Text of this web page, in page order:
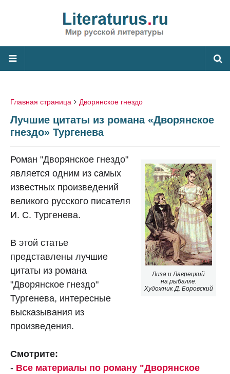
Главная страница Дворянское гнездо
Лучшие цитаты из романа «Дворянское
гнездо» Тургенева
Лиза и Лаврецкий
на рыбалке.
Художник Д. Боровский
Роман "Дворянское гнездо"
является одним из самых
известных произведений
великого русского писателя
И. С. Тургенева.
В этой статье
представлены лучшие
цитаты из романа
"Дворянское гнездо"
Тургенева, интересные
высказывания из
произведения.
Смотрите:
- Все материалы по роману "Дворянское